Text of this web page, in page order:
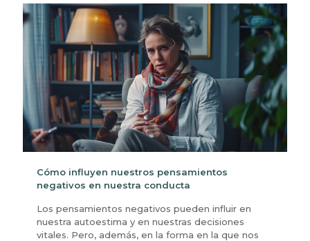
Cómo influyen nuestros pensamientos
negativos en nuestra conducta
Los pensamientos negativos pueden influir en
nuestra autoestima y en nuestras decisiones
vitales. Pero, además, en la forma en la que nos